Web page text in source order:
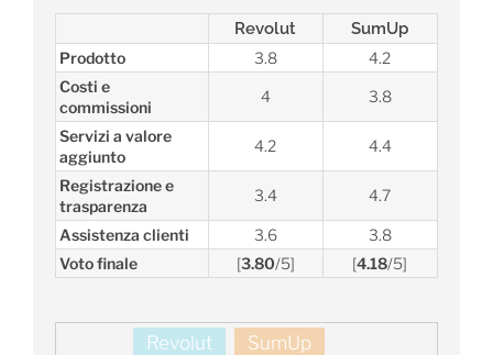
Revolut SumUp
Prodotto 3.8
4.2
Costi e
commissioni
4 3.8
Servizi a valore
aggiunto
4.2 4.4
Registrazione e
trasparenza
3.4 4.7
Assistenza clienti 3.6
3.8
Voto finale
[3.80/5] [4.18/5]
Revolut SumUp